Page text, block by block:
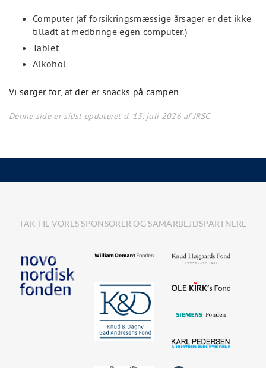
Computer (af forsikringsmæssige årsager er det ikke
tilladt at medbringe egen computer.)
Tablet
Alkohol
Vi sørger for, at der er snacks på campen
Denne side er sidst opdateret d. 13. juli 2026 af JRSC
TAK TIL VORES SPONSORER OG SAMARBEJDSPARTNERE